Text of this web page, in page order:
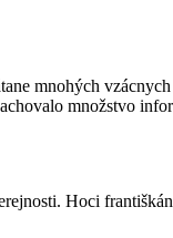
mnohých
množstvo
Hoci